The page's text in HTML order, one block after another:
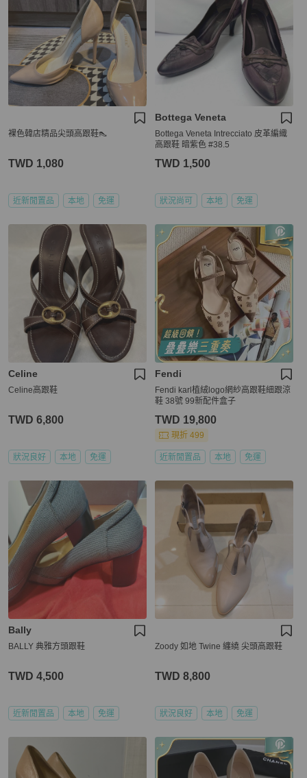
裸色韓店精品尖頭高跟鞋👠
TWD 1,080
近新閒置品 本地 免運
Bottega Veneta
Bottega Veneta Intrecciato 皮革編織
高跟鞋 暗紫色 #38.5
TWD 1,500
狀況尚可 本地 免運
Celine
Celine高跟鞋
TWD 6,800
狀況良好 本地 免運
Fendi
Fendi karl植絨logo網紗高跟鞋細跟涼
鞋 38號 99新配件盒子
TWD 19,800
現折 499
近新閒置品 本地 免運
Bally
BALLY 典雅方頭跟鞋
TWD 4,500
近新閒置品 本地 免運
Zoody 如地 Twine 纏繞 尖頭高跟鞋
TWD 8,800
狀況良好 本地 免運